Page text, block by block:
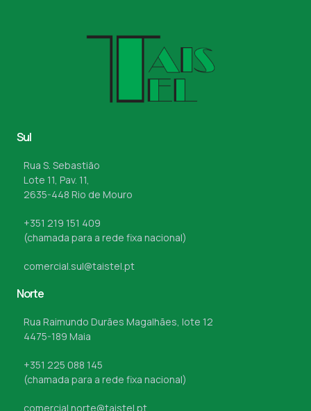
Sul
Rua S. Sebastião
Lote 11, Pav. 11,
2635-448 Rio de Mouro
+351 219 151 409
(chamada para a rede fixa nacional)
comercial.sul@taistel.pt
Norte
Rua Raimundo Durães Magalhães, lote 12
4475-189 Maia
+351 225 088 145
(chamada para a rede fixa nacional)
comercial.norte@taistel.pt